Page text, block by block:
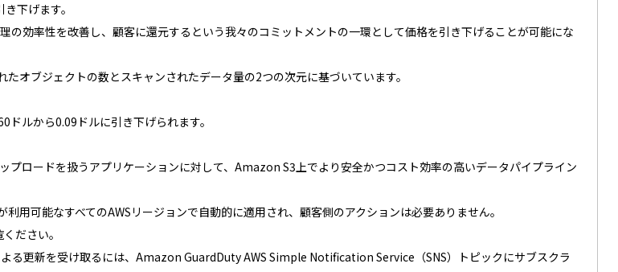
下げます。
の効率性を改善し、顧客に還元するという我々のコミットメントの一環として価格を引き下げることが可能にな
ブジェクトの数とスキャンされたデータ量の2つの次元に基づいています。
ルから0.09ドルに引き下げられます。
プロードを扱うアプリケーションに対して、Amazon S3上でより安全かつコスト効率の高いデータパイプライン
可能なすべてのAWSリージョンで自動的に適用され、顧客側のアクションは必要ありません。
ださい。
る更新を受け取るには、Amazon GuardDuty AWS Simple Notification Service（SNS）トピックにサブスクラ